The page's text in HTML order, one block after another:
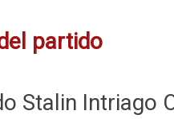
partido
Stalin Intriago